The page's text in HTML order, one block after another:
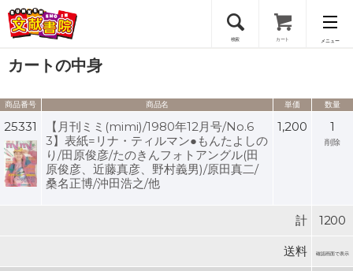
検索 カート メニュー
会員登録
ログイン
カートの中身
商品番号 商品名 単価 数量
25331
【月刊ミミ(mimi)/1980年12月号/No.6
3】表紙=リナ・ティルマン●もんたよしの
り/田原俊彦/たのきんフォトアングル(田
原俊彦、近藤真彦、野村義男)/原田真二/
桑名正博/沖田浩之/他
1,200 1
削除
計 1200
送料 確認画面で表示